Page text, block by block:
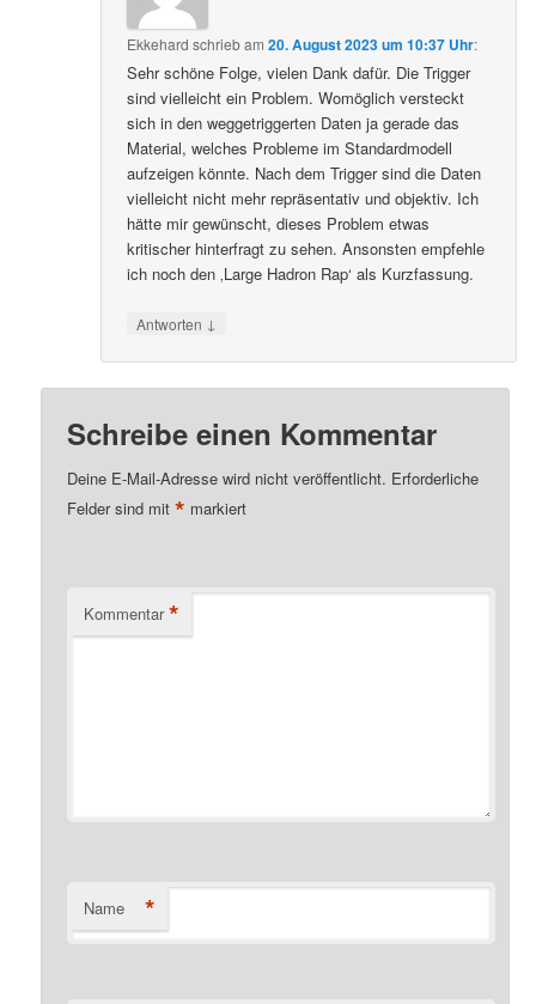
Ekkehard schriebam20. August 2023 um 10:37 Uhr:
Sehr schöne Folge, vielen Dank dafür. Die Trigger
sind vielleicht ein Problem. Womöglich versteckt
sich in den weggetriggerten Daten ja gerade das
Material, welches Probleme im Standardmodell
aufzeigen könnte. Nach dem Trigger sind die Daten
vielleicht nicht mehr repräsentativ und objektiv. Ich
hätte mir gewünscht, dieses Problem etwas
kritischer hinterfragt zu sehen. Ansonsten empfehle
ich noch den ‚Large Hadron Rap‘ als Kurzfassung.
Antworten ↓
Schreibe einen Kommentar
Deine E-Mail-Adresse wird nicht veröffentlicht. Erforderliche
Felder sind mit* markiert
Kommentar *
Name *